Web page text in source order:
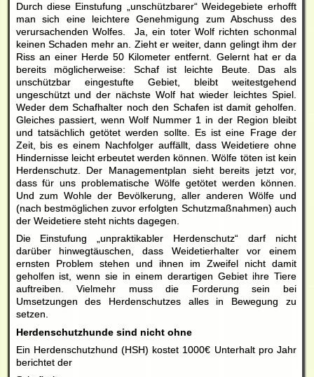
Durch diese Einstufung „unschützbarer“ Weidegebiete erhofft
man sich eine leichtere Genehmigung zum Abschuss des
verursachenden Wolfes. Ja, ein toter Wolf richten schonmal
keinen Schaden mehr an. Zieht er weiter, dann gelingt ihm der
Riss an einer Herde 50 Kilometer entfernt. Gelernt hat er da
bereits möglicherweise: Schaf ist leichte Beute. Das als
unschützbar eingestufte Gebiet, bleibt weitestgehend
ungeschützt und der nächste Wolf hat wieder leichtes Spiel.
Weder dem Schafhalter noch den Schafen ist damit geholfen.
Gleiches passiert, wenn Wolf Nummer 1 in der Region bleibt
und tatsächlich getötet werden sollte. Es ist eine Frage der
Zeit, bis es einem Nachfolger auffällt, dass Weidetiere ohne
Hindernisse leicht erbeutet werden können. Wölfe töten ist kein
Herdenschutz. Der Managementplan sieht bereits jetzt vor,
dass für uns problematische Wölfe getötet werden können.
Und zum Wohle der Bevölkerung, aller anderen Wölfe und
(nach bestmöglichen zuvor erfolgten Schutzmaßnahmen) auch
der Weidetiere steht nichts dagegen.
Die Einstufung „unpraktikabler Herdenschutz“ darf nicht
darüber hinwegtäuschen, dass Weidetierhalter vor einem
ernsten Problem stehen und ihnen im Zweifel nicht damit
geholfen ist, wenn sie in einem derartigen Gebiet ihre Tiere
auftreiben. Vielmehr muss die Forderung sein bei
Umsetzungen des Herdenschutzes alles in Bewegung zu
setzen.
Herdenschutzhunde sind nicht ohne
Ein Herdenschutzhund (HSH) kostet 1000€ Unterhalt pro Jahr
berichtet der